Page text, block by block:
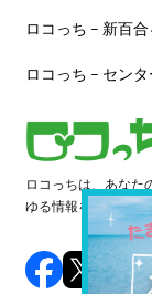
ロコっち – 新百合
ロコっち – セン
ロコっちは、あなた
ゆる情報を収集し、